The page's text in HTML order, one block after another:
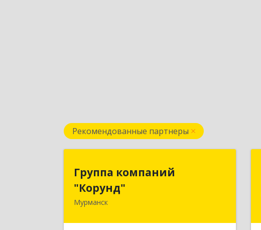
Рекомендованные партнеры
Группа компаний
"Корунд"
Мурманск
Группа компаний
183025, Мурманская обл, Мурманск г,